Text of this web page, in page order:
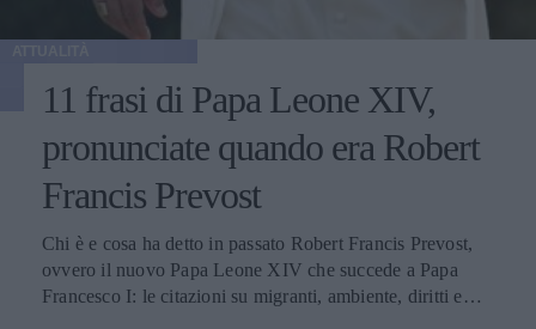
11 frasi di Papa Leone XIV,
pronunciate quando era Robert
Francis Prevost
Chi è e cosa ha detto in passato Robert Francis Prevost,
ovvero il nuovo Papa Leone XIV che succede a Papa
Francesco I: le citazioni su migranti, ambiente, diritti e